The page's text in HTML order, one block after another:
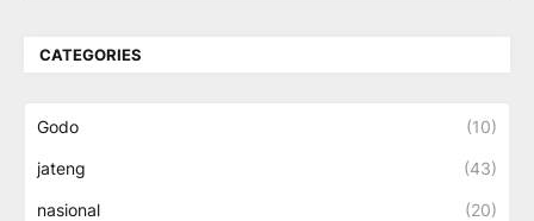
CATEGORIES
Godo (10)
jateng (43)
nasional (20)